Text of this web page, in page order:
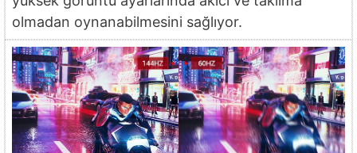
olmadan oynanabilmesini sağlıyor.